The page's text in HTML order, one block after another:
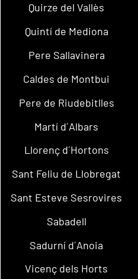
Quirze del Vallès
Quintí de Mediona
Pere Sallavinera
Caldes de Montbui
Pere de Riudebitlles
Martí d´Albars
Llorenç d´Hortons
Sant Feliu de Llobregat
Sant Esteve Sesrovires
Sabadell
Sadurní d´Anoia
Vicenç dels Horts